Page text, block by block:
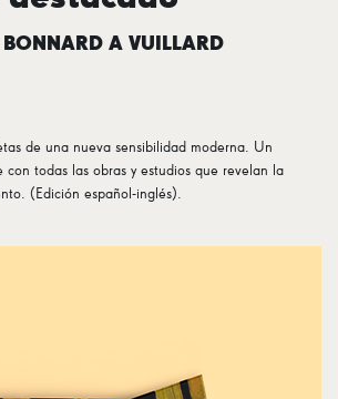
BONNARD A VUILLARD
de una nueva sensibilidad moderna. Un
con todas las obras y estudios que revelan la
(Edición español-inglés).